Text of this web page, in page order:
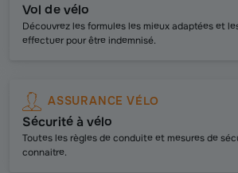
Vol de vélo
Découvrez les formules les mieux adaptées et
effectuer pour être indemnisé.
ASSURANCE VÉLO
Sécurité à vélo
Toutes les règles de conduite et mesures de
connaitre.